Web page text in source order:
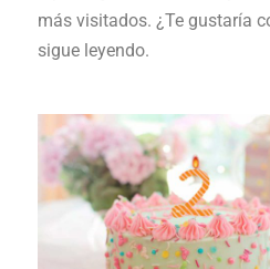
más visitados. ¿Te gustaría
sigue leyendo.